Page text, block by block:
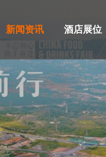
新闻资讯 酒店展位